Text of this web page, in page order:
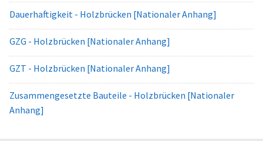
Dauerhaftigkeit - Holzbrücken [Nationaler Anhang]
GZG - Holzbrücken [Nationaler Anhang]
GZT - Holzbrücken [Nationaler Anhang]
Zusammengesetzte Bauteile - Holzbrücken [Nationaler
Anhang]